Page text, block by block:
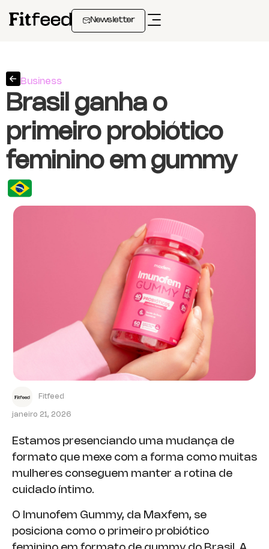
Newsletter
Business
Brasil ganha o
primeiro probiótico
feminino em gummy
Fitfeed
janeiro 21, 2026
Estamos presenciando uma mudança de
formato que mexe com a forma como muitas
mulheres conseguem manter a rotina de
cuidado íntimo.
O Imunofem Gummy, da Maxfem, se
posiciona como o primeiro probiótico